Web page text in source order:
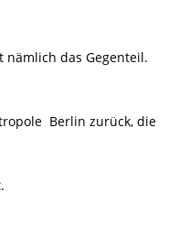
nämlich das Gegenteil.
Berlin zurück, die